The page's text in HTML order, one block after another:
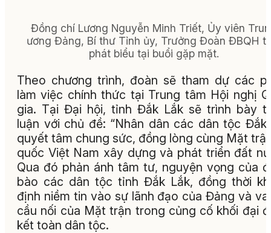
Đồng chí Lương Nguyễn Minh Triết, Ủy viên
ương Đảng, Bí thư Tỉnh ủy, Trưởng Đoàn ĐBQH
phát biểu tại buổi gặp mặt.
Theo chương trình, đoàn sẽ tham dự các
làm việc chính thức tại Trung tâm Hội nghị
gia. Tại Đại hội, tỉnh Đắk Lắk sẽ trình bày
luận với chủ đề: “Nhân dân các dân tộc Đắk
quyết tâm chung sức, đồng lòng cùng Mặt
quốc Việt Nam xây dựng và phát triển đất
Qua đó phản ánh tâm tư, nguyện vọng của
bào các dân tộc tỉnh Đắk Lắk, đồng thời
định niềm tin vào sự lãnh đạo của Đảng và
cầu nối của Mặt trận trong củng cố khối đại
kết toàn dân tộc.